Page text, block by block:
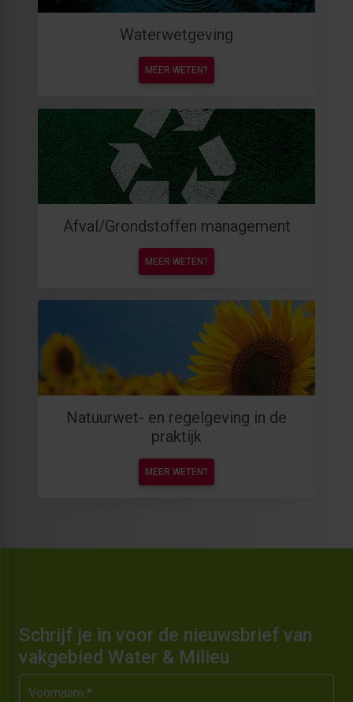
Waterwetgeving
MEER WETEN?
Afval/Grondstoffen management
MEER WETEN?
Natuurwet- en regelgeving in de
praktijk
MEER WETEN?
Schrijf je in voor de nieuwsbrief van
vakgebied Water & Milieu
Voornaam *